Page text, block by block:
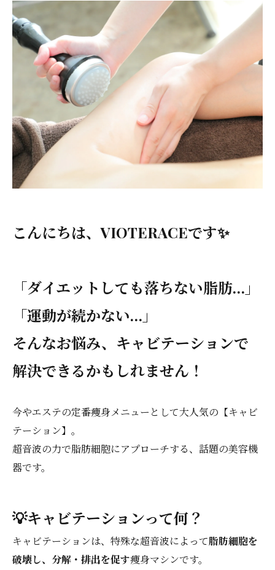
こんにちは、VIOTERACEです✨
「ダイエットしても落ちない脂肪…」
「運動が続かない…」
そんなお悩み、キャビテーションで
解決できるかもしれません！
今やエステの定番痩身メニューとして大人気の【キャビ
テーション】。
超音波の力で脂肪細胞にアプローチする、話題の美容機
器です。
💡キャビテーションって何？
キャビテーションは、特殊な超音波によって脂肪細胞を
破壊し、分解・排出を促す痩身マシンです。